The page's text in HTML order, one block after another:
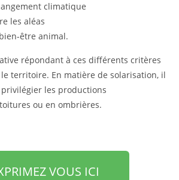
climatique
les aléas
être animal.
répondant à ces différents critères
le territoire. En matière de solarisation, il
les productions
ou en ombrières.
VOUS ICI